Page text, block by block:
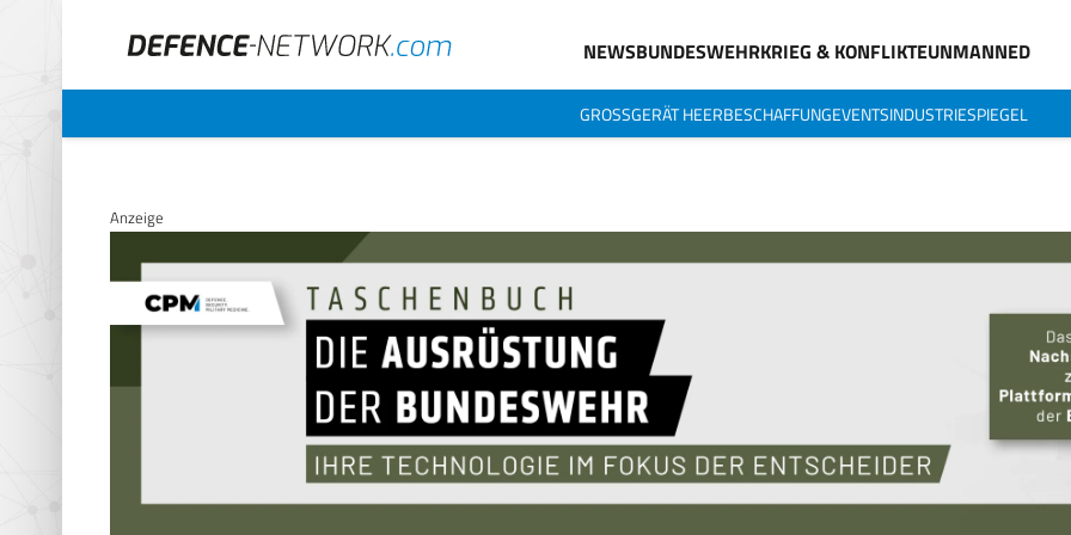
NEWSBUNDESWEHRKRIEG & KONFLIKTEUNMANNED
GROSSGERÄT HEERBESCHAFFUNGEVENTSINDUSTRIESPIEGEL
Anzeige